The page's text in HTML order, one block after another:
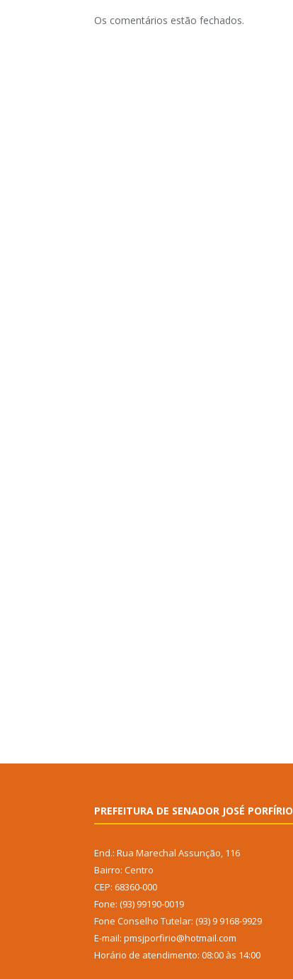
Os comentários estão fechados.
PREFEITURA DE SENADOR JOSÉ PORFÍRIO
End.: Rua Marechal Assunção, 116
Bairro: Centro
CEP: 68360-000
Fone: (93) 99190-0019
Fone Conselho Tutelar: (93) 9 9168-9929
E-mail: pmsjporfirio@hotmail.com
Horário de atendimento: 08:00 às 14:00